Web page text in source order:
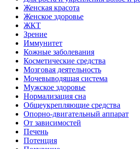
Женская красота
Женское здоровье
ЖКТ
Зрение
Иммунитет
Кожные заболевания
Косметические средства
Мозговая деятельность
Мочевыводящая система
Мужское здоровье
Нормализация сна
Общеукрепляющие средства
Опорно-двигательный аппарат
От зависимостей
Печень
Потенция